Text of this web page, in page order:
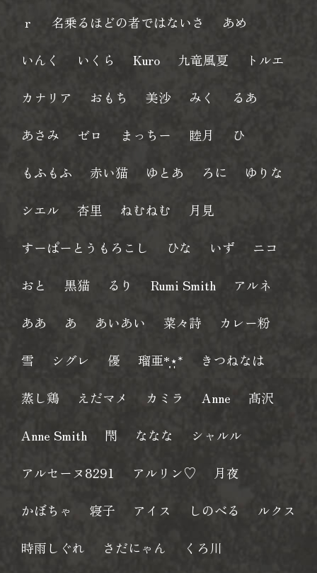
ｒ 名乗るほどの者ではないさ あめ
いんく いくら Kuro 九竜風夏 トルエ
カナリア おもち 美沙 みく るあ
あさみ ゼロ まっちー 睦月 ひ
もふもふ 赤い猫 ゆとあ ろに ゆりな
シエル 杏里 ねむねむ 月見
すーぱーとうもろこし ひな いず ニコ
おと 黒猫 るり Rumi Smith アルネ
ああ あ あいあい 菜々詩 カレー粉
雪 シグレ 優 瑠亜*̣̩⋆̩* きつねなは
蒸し鶏 えだマメ カミラ Anne 髙沢
Anne Smith 閇 ななな シャルル
アルセーヌ8291 アルリン♡ 月夜
かぼちゃ 寝子 アイス しのべる ルクス
時雨しぐれ さだにゃん くろ川